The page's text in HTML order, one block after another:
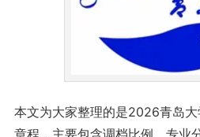
本文为大家整理的是2026青岛